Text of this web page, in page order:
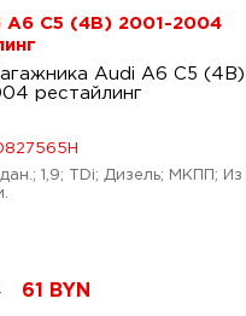
A6 C5 (4B) 2001-2004
Audi A6 C5 (4B)
рестайлинг
1,9; TDi; Дизель; МКПП; Из
61 BYN